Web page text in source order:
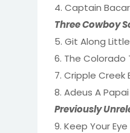
4. Captain
Three Cowboy
5. Git Along
6. The Colorado
7. Cripple
8. Adeus A Papai
Previously
9. Keep Your